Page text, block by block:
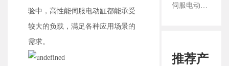
验中，高性能伺服电动缸都能承受
较大的负载，满足各种应用场景的
需求。
伺服电动缸前端鱼眼接头的连接与固定方法
推荐产